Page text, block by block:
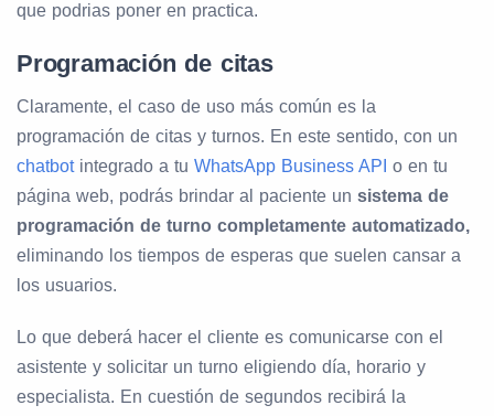
que podrias poner en practica.
Programación de citas
Claramente, el caso de uso más común es la
programación de citas y turnos. En este sentido, con un
chatbotintegrado a tu WhatsApp Business API o en tu
página web, podrás brindar al paciente un sistema de
programación de turno completamente automatizado,
eliminando los tiempos de esperas que suelen cansar a
los usuarios.
Lo que deberá hacer el cliente es comunicarse con el
asistente y solicitar un turno eligiendo día, horario y
especialista. En cuestión de segundos recibirá la